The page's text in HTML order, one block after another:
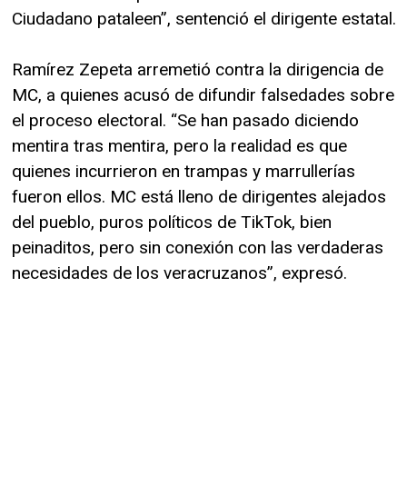
Ciudadano pataleen”, sentenció el dirigente estatal.
Ramírez Zepeta arremetió contra la dirigencia de
MC, a quienes acusó de difundir falsedades sobre
el proceso electoral. “Se han pasado diciendo
mentira tras mentira, pero la realidad es que
quienes incurrieron en trampas y marrullerías
fueron ellos. MC está lleno de dirigentes alejados
del pueblo, puros políticos de TikTok, bien
peinaditos, pero sin conexión con las verdaderas
necesidades de los veracruzanos”, expresó.